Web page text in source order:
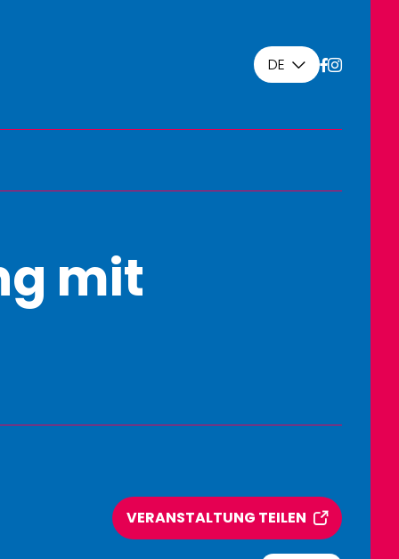
DE
mit
VERANSTALTUNG TEILEN